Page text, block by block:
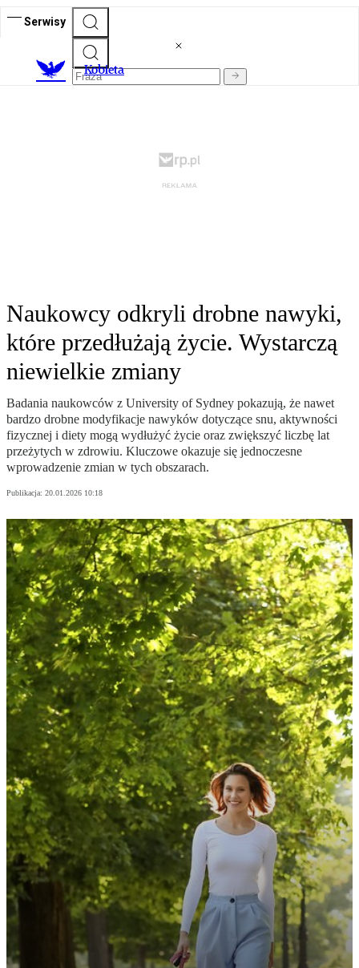
Serwisy
Kobieta
Naukowcy odkryli drobne nawyki,
które przedłużają życie. Wystarczą
niewielkie zmiany
Badania naukowców z University of Sydney pokazują, że nawet
bardzo drobne modyfikacje nawyków dotyczące snu, aktywności
fizycznej i diety mogą wydłużyć życie oraz zwiększyć liczbę lat
przeżytych w zdrowiu. Kluczowe okazuje się jednoczesne
wprowadzenie zmian w tych obszarach.
Publikacja: 20.01.2026 10:18